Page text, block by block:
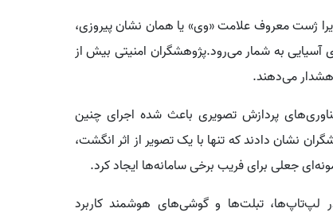
ژست معروف علامت «وی» یا همان نشان پیروزی،
به شمار می‌رود.پژوهشگران امنیتی بیش از
هشدار می‌دهند.
پردازش تصویری باعث شده اجرای چنین
ساده‌تر شود.در سال ۲۰۲۱ نیز پژوهشگران نشان دادند که تنها با یک تصویر از اثر انگشت،
جعلی برای فریب برخی سامانه‌ها ایجاد کرد.
لپ‌تاپ‌ها، تبلت‌ها و گوشی‌های هوشمند کاربرد